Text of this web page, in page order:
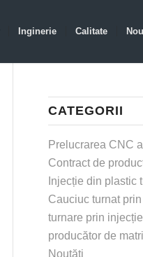
Inginerie Calitate
CATEGORII
Prelucrarea CNC
Contract de
Injecție din plastic
Cauciuc turnat
turnare prin injecție
producător de
Noutăți